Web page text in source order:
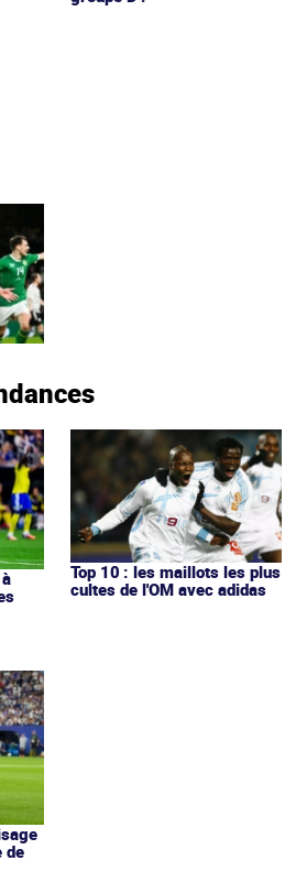
Top 10 : les maillots les plus
cultes de l'OM avec adidas
de